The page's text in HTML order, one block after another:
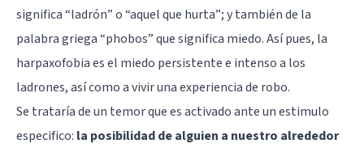
significa “ladrón” o “aquel que hurta”; y también de la
palabra griega “phobos” que significa miedo. Así pues, la
harpaxofobia es el miedo persistente e intenso a los
ladrones, así como a vivir una experiencia de robo.
Se trataría de un temor que es activado ante un estimulo
especifico: la posibilidad de alguien a nuestro alrededor